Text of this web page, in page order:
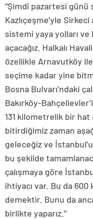
“Şimdi pazartesi günü
Kazlıçeşme’yle
sistemi yaya yolları
açacağız. Halkalı
özellikle Arnavutköy
seçime kadar yine
Bosna Bulvarı’ndaki
Bakırköy-
131 kilometrelik bir hat
bitirdiğimiz zaman
geleceğiz ve
bu şekilde
çalışmaya göre
ihtiyacı var. Bu da
demektir. Bunu da
birlikte yaparız.”